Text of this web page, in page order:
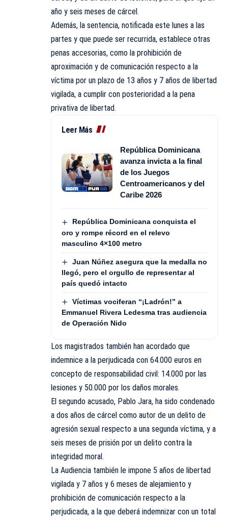
año y seis meses de cárcel.
Además, la sentencia, notificada este lunes a las
partes y que puede ser recurrida, establece otras
penas accesorias, como la prohibición de
aproximación y de comunicación respecto a la
víctima por un plazo de 13 años y 7 años de libertad
vigilada, a cumplir con posterioridad a la pena
privativa de libertad.
Leer Más
República Dominicana
avanza invicta a la final
de los Juegos
Centroamericanos y del
Caribe 2026
República Dominicana conquista el
oro y rompe récord en el relevo
masculino 4×100 metro
Juan Núñez asegura que la medalla no
llegó, pero el orgullo de representar al
país quedó intacto
Víctimas vociferan “¡Ladrón!” a
Emmanuel Rivera Ledesma tras audiencia
de Operación Nido
Los magistrados también han acordado que
indemnice a la perjudicada con 64.000 euros en
concepto de responsabilidad civil: 14.000 por las
lesiones y 50.000 por los daños morales.
El segundo acusado, Pablo Jara, ha sido condenado
a dos años de cárcel como autor de un delito de
agresión sexual respecto a una segunda víctima, y a
seis meses de prisión por un delito contra la
integridad moral.
La Audiencia también le impone 5 años de libertad
vigilada y 7 años y 6 meses de alejamiento y
prohibición de comunicación respecto a la
perjudicada, a la que deberá indemnizar con un total